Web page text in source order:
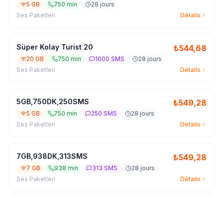
5 GB 750 min
28 jours
Ses Paketleri
Détails
Süper Kolay Turist 20 ₺544,68
20 GB 750 min 1000 SMS
28 jours
Ses Paketleri
Détails
5GB,750DK,250SMS ₺549,28
5 GB 750 min 250 SMS
28 jours
Ses Paketleri
Détails
7GB,938DK,313SMS ₺549,28
7 GB 938 min 313 SMS
28 jours
Ses Paketleri
Détails